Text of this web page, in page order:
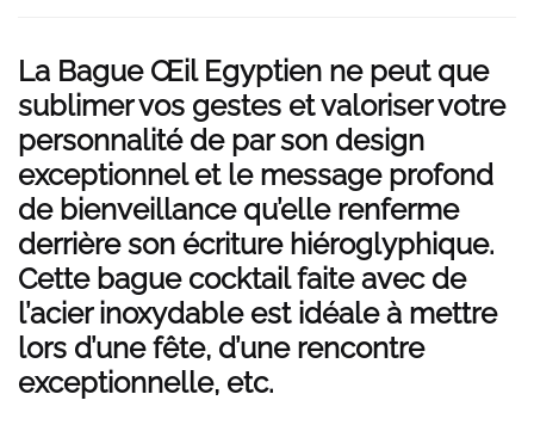
La Bague Œil Egyptien ne peut que
sublimer vos gestes et valoriser votre
personnalité de par son design
exceptionnel et le message profond
de bienveillance qu’elle renferme
derrière son écriture hiéroglyphique.
Cette bague cocktail faite avec de
l’acier inoxydable est idéale à mettre
lors d’une fête, d’une rencontre
exceptionnelle, etc.